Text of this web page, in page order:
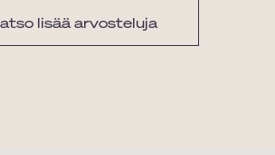
lisää arvosteluja